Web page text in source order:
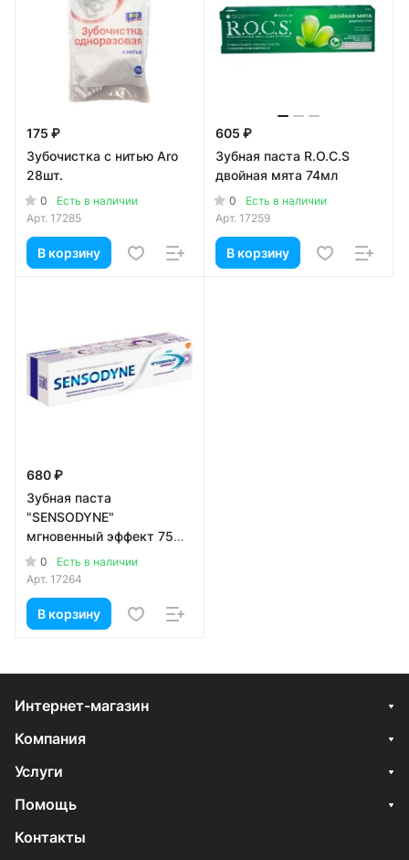
175 ₽
Зубочистка с нитью Aro
28шт.
0
Есть в наличии
Арт. 17285
В корзину
605 ₽
Зубная паста R.O.C.S
двойная мята 74мл
0
Есть в наличии
Арт. 17259
В корзину
680 ₽
Зубная паста
"SENSODYNE"
мгновенный эффект 75мл
(1шт.)
0
Есть в наличии
Арт. 17264
В корзину
Интернет-магазин
Компания
Услуги
Помощь
Контакты